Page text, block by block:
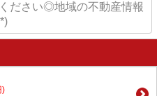
ださい◎地域の不動産情報
)